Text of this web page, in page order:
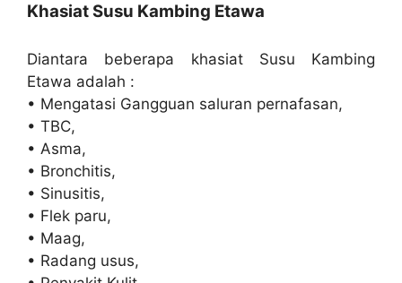
Khasiat Susu Kambing Etawa
Diantara beberapa khasiat Susu Kambing
Etawa adalah :
• Mengatasi Gangguan saluran pernafasan,
• TBC,
• Asma,
• Bronchitis,
• Sinusitis,
• Flek paru,
• Maag,
• Radang usus,